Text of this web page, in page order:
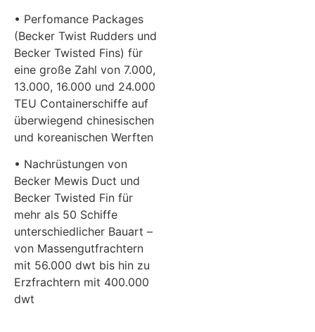
• Perfomance Packages
(Becker Twist Rudders und
Becker Twisted Fins) für
eine große Zahl von 7.000,
13.000, 16.000 und 24.000
TEU Containerschiffe auf
überwiegend chinesischen
und koreanischen Werften
• Nachrüstungen von
Becker Mewis Duct und
Becker Twisted Fin für
mehr als 50 Schiffe
unterschiedlicher Bauart –
von Massengutfrachtern
mit 56.000 dwt bis hin zu
Erzfrachtern mit 400.000
dwt